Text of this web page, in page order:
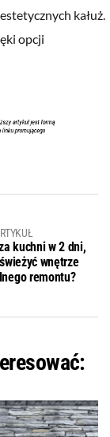
kałuż.
opcji
kuchni w 2 dni,
wnętrze
remontu?